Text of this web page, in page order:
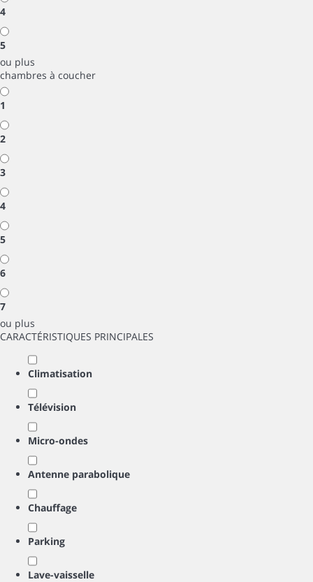
4
5
ou plus
chambres à coucher
1
2
3
4
5
6
7
ou plus
CARACTÉRISTIQUES PRINCIPALES
Climatisation
Télévision
Micro-ondes
Antenne parabolique
Chauffage
Parking
Lave-vaisselle